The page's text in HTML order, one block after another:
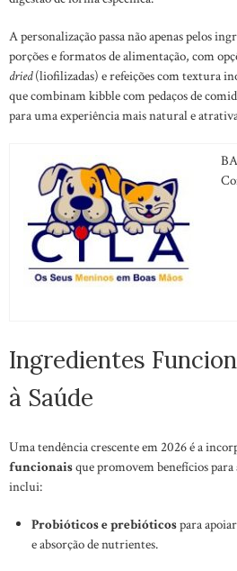
A personalização passa não apenas pelos
porções e formatos de alimentação, com
dried(liofilizadas) e refeições com textura
que combinam kibble com pedaços de
para uma experiência mais natural e
Ingredientes
à Saúde
Uma tendência crescente em 2026 é a
funcionaisque promovem benefícios
inclui:
Probióticos e prebióticospara
e absorção de nutrientes.